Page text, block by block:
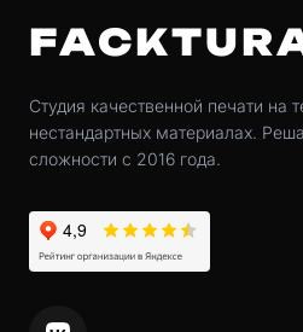
Студия качественной печати на
нестандартных материалах.
сложности с 2016 года.